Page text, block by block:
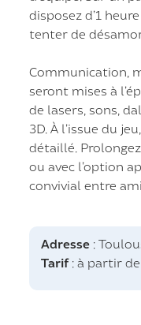
disposez d’1
tenter de
Communication,
seront mises à
de lasers, sons,
3D. À l’issue du
détaillé.
ou avec l’option
convivial entre
Adresse :
Tarif: à partir